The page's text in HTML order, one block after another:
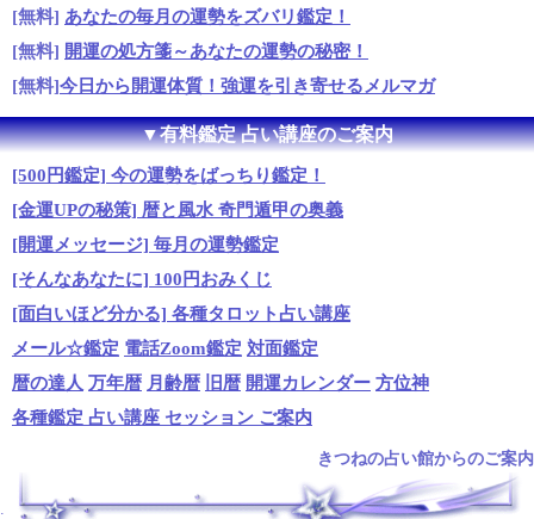
[無料] あなたの毎月の運勢をズバリ鑑定！
[無料] 開運の処方箋～あなたの運勢の秘密！
[無料]今日から開運体質！強運を引き寄せるメルマガ
▼有料鑑定 占い講座のご案内
[500円鑑定] 今の運勢をばっちり鑑定！
[金運UPの秘策] 暦と風水 奇門遁甲の奥義
[開運メッセージ] 毎月の運勢鑑定
[そんなあなたに] 100円おみくじ
[面白いほど分かる] 各種タロット占い講座
メール☆鑑定 電話Zoom鑑定 対面鑑定
暦の達人 万年暦 月齢暦 旧暦 開運カレンダー 方位神
各種鑑定 占い講座 セッション ご案内
きつねの占い館からのご案内